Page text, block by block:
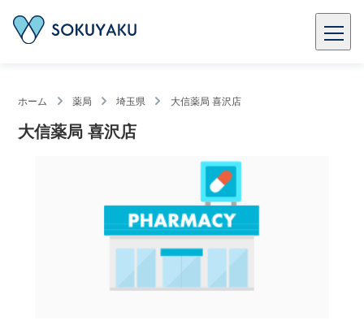
ホーム 薬局 埼玉県 大信薬局 喜沢店
大信薬局 喜沢店